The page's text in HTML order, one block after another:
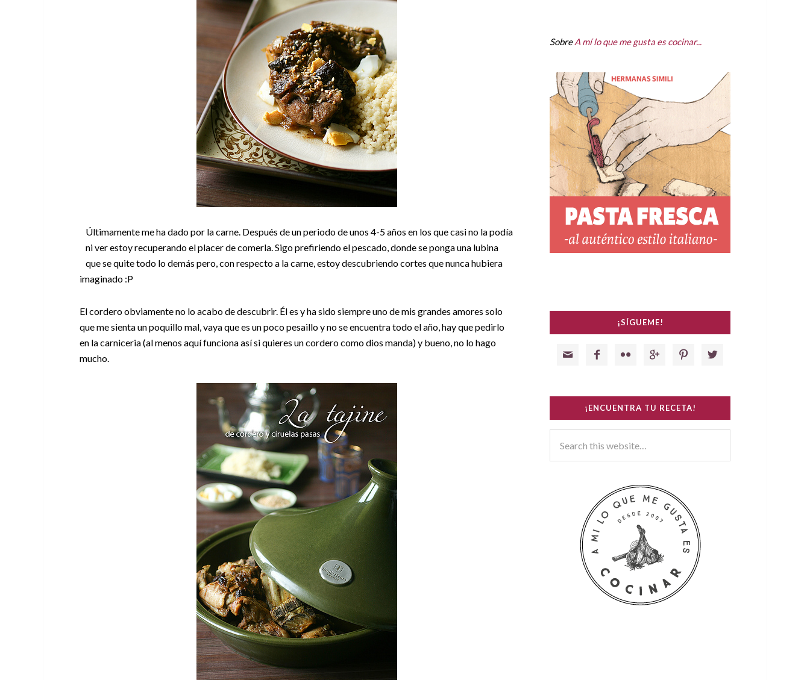
Últimamente me ha dado por la carne. Después de un periodo de unos 4-5 años en los que casi no la podía
ni ver estoy recuperando el placer de comerla. Sigo prefiriendo el pescado, donde se ponga una lubina
que se quite todo lo demás pero, con respecto a la carne, estoy descubriendo cortes que nunca hubiera
imaginado :P
El cordero obviamente no lo acabo de descubrir. Él es y ha sido siempre uno de mis grandes amores solo
que me sienta un poquillo mal, vaya que es un poco pesaillo y no se encuentra todo el año, hay que pedirlo
en la carniceria (al menos aquí funciona así si quieres un cordero como dios manda) y bueno, no lo hago
mucho.
SobreA mí lo que me gusta es cocinar...
¡SÍGUEME!
     
¡ENCUENTRA TU RECETA!